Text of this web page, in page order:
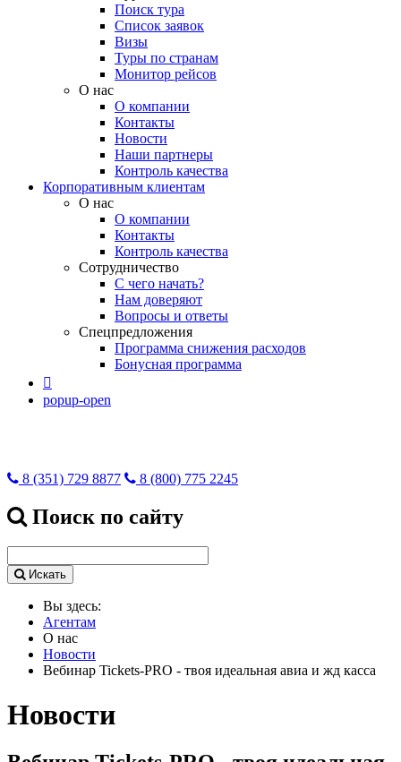
Поиск тура
Список заявок
Визы
Туры по странам
Монитор рейсов
О нас
О компании
Контакты
Новости
Наши партнеры
Контроль качества
Корпоративным клиентам
О нас
О компании
Контакты
Контроль качества
Сотрудничество
С чего начать?
Нам доверяют
Вопросы и ответы
Спецпредложения
Программа снижения расходов
Бонусная программа

popup-open
8 (351) 729 8877 8 (800) 775 2245
Поиск по сайту
Искать
Вы здесь:
Агентам
О нас
Новости
Вебинар Tickets-PRO - твоя идеальная авиа и жд касса
Новости